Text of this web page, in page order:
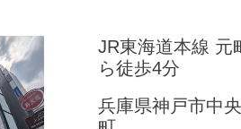
JR東海道本線 元
ら徒歩4分
兵庫県神戸市中